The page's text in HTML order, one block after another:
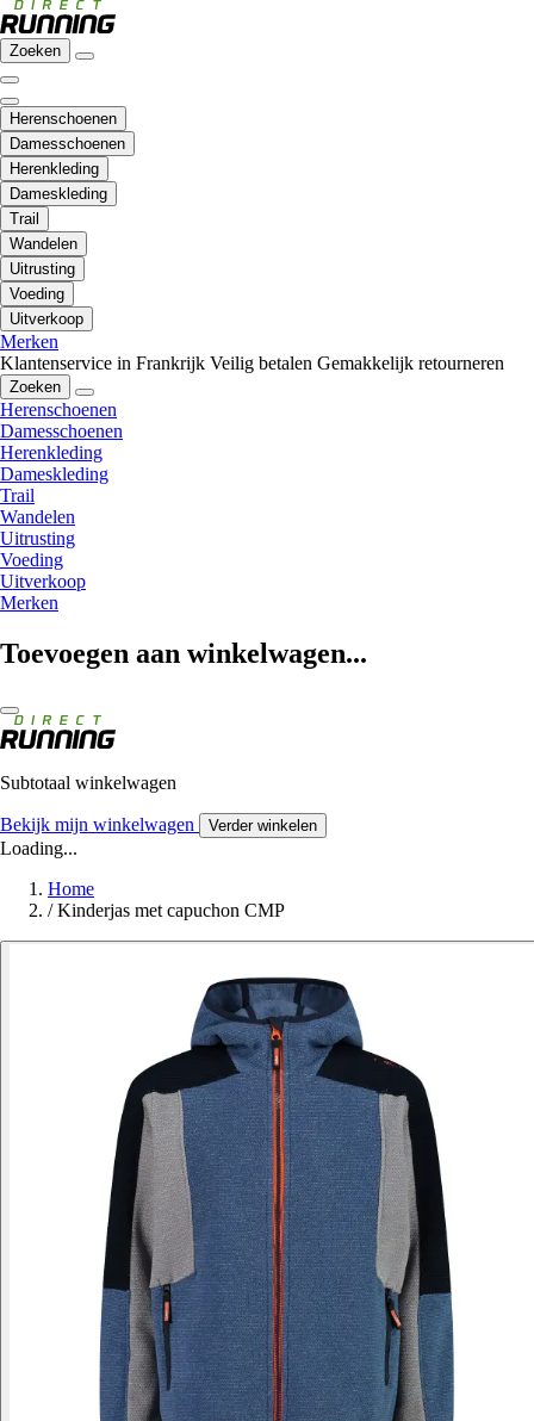
Zoeken
Herenschoenen
Damesschoenen
Herenkleding
Dameskleding
Trail
Wandelen
Uitrusting
Voeding
Uitverkoop
Merken
Klantenservice in Frankrijk Veilig betalen Gemakkelijk retourneren
Zoeken
Herenschoenen
Damesschoenen
Herenkleding
Dameskleding
Trail
Wandelen
Uitrusting
Voeding
Uitverkoop
Merken
Toevoegen aan winkelwagen...
Subtotaal winkelwagen
Bekijk mijn winkelwagen Verder winkelen
Loading...
Home
/ Kinderjas met capuchon CMP